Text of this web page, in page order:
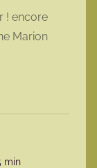
! encore
Marion
min